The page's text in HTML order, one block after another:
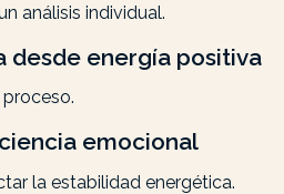
análisis individual.
desde energía positiva
emocional
la estabilidad energética.